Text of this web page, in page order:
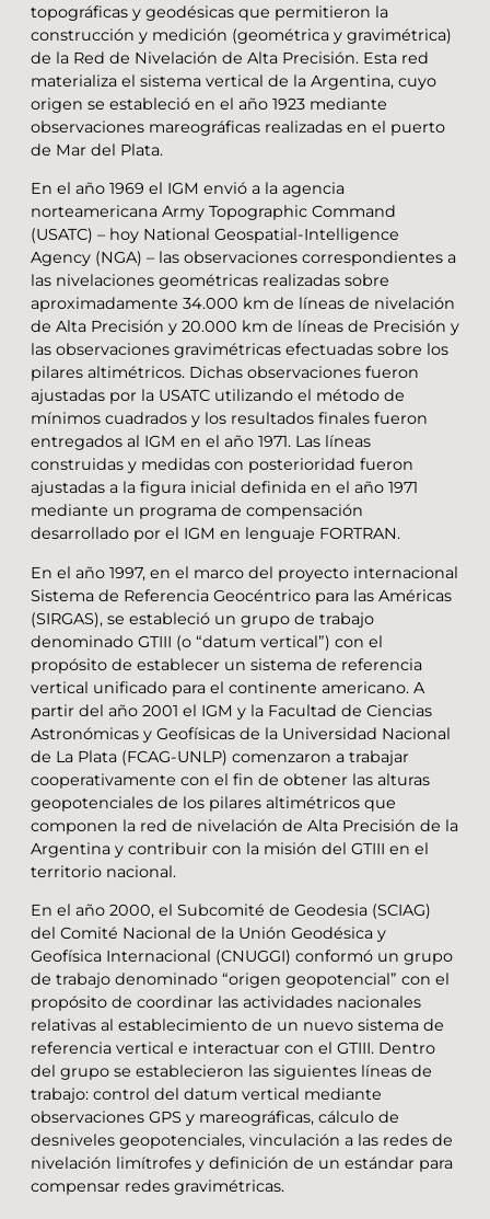
topográficas y geodésicas que permitieron la
construcción y medición (geométrica y gravimétrica)
de la Red de Nivelación de Alta Precisión. Esta red
materializa el sistema vertical de la Argentina, cuyo
origen se estableció en el año 1923 mediante
observaciones mareográficas realizadas en el puerto
de Mar del Plata.
En el año 1969 el IGM envió a la agencia
norteamericana Army Topographic Command
(USATC) – hoy National Geospatial-Intelligence
Agency (NGA) – las observaciones correspondientes a
las nivelaciones geométricas realizadas sobre
aproximadamente 34.000 km de líneas de nivelación
de Alta Precisión y 20.000 km de líneas de Precisión y
las observaciones gravimétricas efectuadas sobre los
pilares altimétricos. Dichas observaciones fueron
ajustadas por la USATC utilizando el método de
mínimos cuadrados y los resultados finales fueron
entregados al IGM en el año 1971. Las líneas
construidas y medidas con posterioridad fueron
ajustadas a la figura inicial definida en el año 1971
mediante un programa de compensación
desarrollado por el IGM en lenguaje FORTRAN.
En el año 1997, en el marco del proyecto internacional
Sistema de Referencia Geocéntrico para las Américas
(SIRGAS), se estableció un grupo de trabajo
denominado GTIII (o “datum vertical”) con el
propósito de establecer un sistema de referencia
vertical unificado para el continente americano. A
partir del año 2001 el IGM y la Facultad de Ciencias
Astronómicas y Geofísicas de la Universidad Nacional
de La Plata (FCAG-UNLP) comenzaron a trabajar
cooperativamente con el fin de obtener las alturas
geopotenciales de los pilares altimétricos que
componen la red de nivelación de Alta Precisión de la
Argentina y contribuir con la misión del GTIII en el
territorio nacional.
En el año 2000, el Subcomité de Geodesia (SCIAG)
del Comité Nacional de la Unión Geodésica y
Geofísica Internacional (CNUGGI) conformó un grupo
de trabajo denominado “origen geopotencial” con el
propósito de coordinar las actividades nacionales
relativas al establecimiento de un nuevo sistema de
referencia vertical e interactuar con el GTIII. Dentro
del grupo se establecieron las siguientes líneas de
trabajo: control del datum vertical mediante
observaciones GPS y mareográficas, cálculo de
desniveles geopotenciales, vinculación a las redes de
nivelación limítrofes y definición de un estándar para
compensar redes gravimétricas.